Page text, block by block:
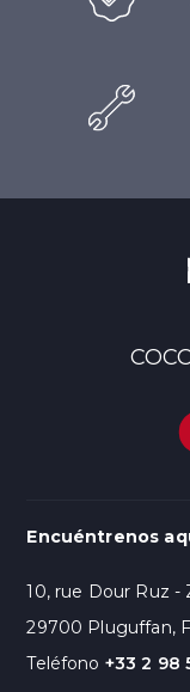
Encuéntrenos
10, rue Dour Ruz -
29700 Pluguffan,
Teléfono +33 2 98